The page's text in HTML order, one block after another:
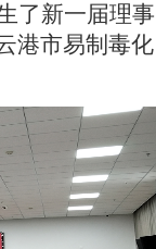
了新一届理事
港市易制毒化